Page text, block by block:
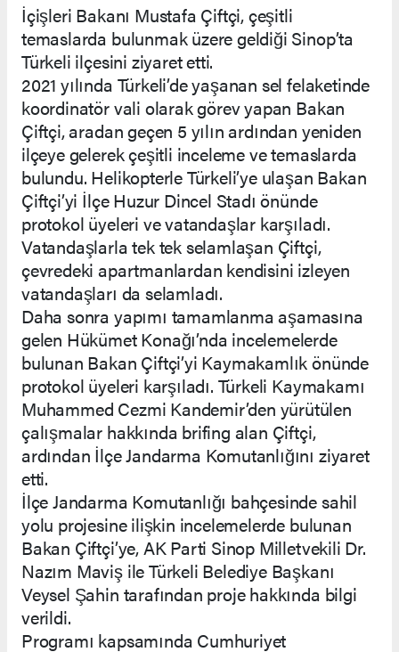
İçişleri Bakanı Mustafa Çiftçi, çeşitli
temaslarda bulunmak üzere geldiği Sinop’ta
Türkeli ilçesini ziyaret etti.
2021 yılında Türkeli’de yaşanan sel felaketinde
koordinatör vali olarak görev yapan Bakan
Çiftçi, aradan geçen 5 yılın ardından yeniden
ilçeye gelerek çeşitli inceleme ve temaslarda
bulundu. Helikopterle Türkeli’ye ulaşan Bakan
Çiftçi’yi İlçe Huzur Dincel Stadı önünde
protokol üyeleri ve vatandaşlar karşıladı.
Vatandaşlarla tek tek selamlaşan Çiftçi,
çevredeki apartmanlardan kendisini izleyen
vatandaşları da selamladı.
Daha sonra yapımı tamamlanma aşamasına
gelen Hükümet Konağı’nda incelemelerde
bulunan Bakan Çiftçi’yi Kaymakamlık önünde
protokol üyeleri karşıladı. Türkeli Kaymakamı
Muhammed Cezmi Kandemir’den yürütülen
çalışmalar hakkında brifing alan Çiftçi,
ardından İlçe Jandarma Komutanlığını ziyaret
etti.
İlçe Jandarma Komutanlığı bahçesinde sahil
yolu projesine ilişkin incelemelerde bulunan
Bakan Çiftçi’ye, AK Parti Sinop Milletvekili Dr.
Nazım Maviş ile Türkeli Belediye Başkanı
Veysel Şahin tarafından proje hakkında bilgi
verildi.
Programı kapsamında Cumhuriyet